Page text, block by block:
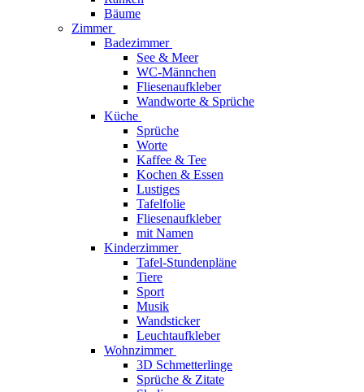
Bäume
Zimmer
Badezimmer
See & Meer
WC-Männchen
Fliesenaufkleber
Wandworte & Sprüche
Küche
Sprüche
Worte
Kaffee & Tee
Kochen & Essen
Lustiges
Tafelfolie
Fliesenaufkleber
mit Namen
Kinderzimmer
Tafel-Stundenpläne
Tiere
Sport
Musik
Wandsticker
Leuchtaufkleber
Wohnzimmer
3D Schmetterlinge
Sprüche & Zitate